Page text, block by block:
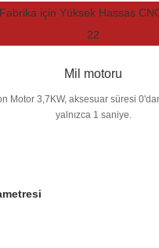
Mil motoru
Motor 3,7KW, aksesuar süresi
yalnızca 1 saniye.